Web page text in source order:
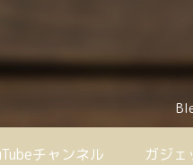
チャンネル ガジェ